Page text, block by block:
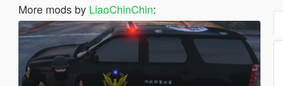
More mods by LiaoChinChin: